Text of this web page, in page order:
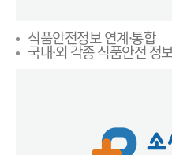
식품안전정보 연계·통합
국내·외 각종 식품안전 정